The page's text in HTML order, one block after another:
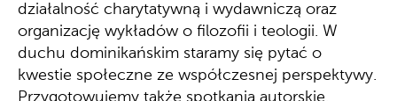
działalność charytatywną i wydawniczą oraz
organizację wykładów o filozofii i teologii. W
duchu dominikańskim staramy się pytać o
kwestie społeczne ze współczesnej perspektywy.
Przygotowujemy także spotkania autorskie,